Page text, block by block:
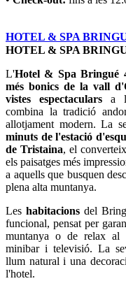
HOTEL & SPA
HOTEL & SPA
L'Hotel & Spa Bringué
més bonics de la vall
vistes espectaculars a
combina la tradició
allotjament modern. La
minuts de l'estació
de Tristaina, el
els paisatges més
a aquells que busquen
plena alta muntanya.
Les habitacionsdel
funcional, pensat per
muntanya o de relax al
minibar i televisió. La
llum natural i una
l'hotel.